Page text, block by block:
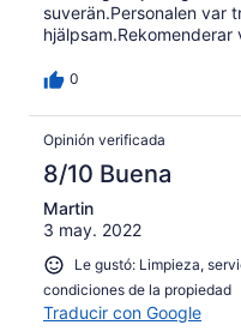
suverän.Personalen var
0
Opinión verificada
8/10 Buena
Martin
3 may. 2022
Le gustó: Limpieza,
condiciones de la propiedad
Traducir con Google